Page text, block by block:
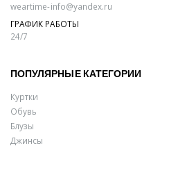
weartime-info@yandex.ru
ГРАФИК РАБОТЫ
24/7
ПОПУЛЯРНЫЕ КАТЕГОРИИ
Куртки
Обувь
Блузы
Джинсы